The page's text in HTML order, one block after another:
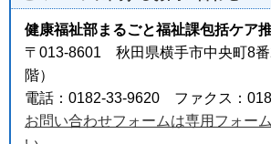
健康福祉部まるごと福祉課包括ケア
〒013-8601 秋田県横手市中央町8
階）
電話：0182-33-9620 ファクス：
お問い合わせフォームは専用フォー